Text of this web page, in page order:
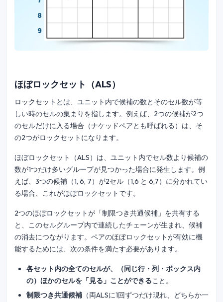
ほぼロックセット（ALS）
ロックセットとは、ユニット内で候補の数とそのセル数が等
しい時のセルの集まりを指します。例えば、2つの候補が2つ
のセルだけに入る場合（ナケッドペアとも呼ばれる）は、そ
の2つがロックセットになります。
ほぼロックセット（ALS）は、ユニット内でセル数より候補の
数が1つだけ多いグループが見つかった場合に発生します。例
えば、3つの候補（1, 6, 7）が2セル（1,6 と 6,7）に分かれてい
る場合、これがほぼロックセットです。
2つのほぼロックセットが「制限つき共通候補」を共有する
と、このセルグループ内で連続したチェーンが生まれ、候補
の消去につながります。ペアのほぼロックセットが有効に機
能するためには、次の条件を満たす必要があります。
各セット内の全てのセルが、（同じ行・列・ボックス内
の）ほかのセルを「見る」ことができること。
制限つき共通候補 （両ALSに1回ずつだけ現れ、どちらか一